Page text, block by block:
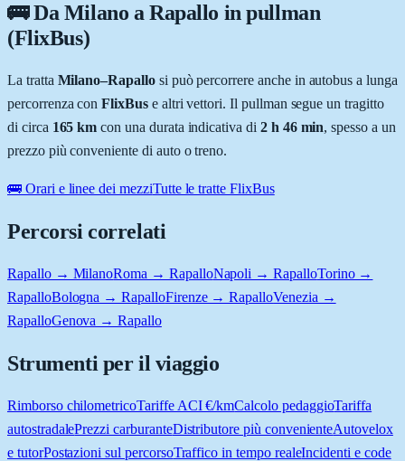
🚌 DaMilano aRapallo in pullman
(FlixBus)
La tratta Milano–Rapallosi può percorrere anche in autobus a lunga
percorrenza conFlixBuse altri vettori. Il pullman segue un tragitto
di circa 165 km con una durata indicativa di 2 h 46 min, spesso a un
prezzo più conveniente di auto o treno.
🚌 Orari e linee dei mezziTutte le tratte FlixBus
Percorsi correlati
Rapallo → MilanoRoma → RapalloNapoli → RapalloTorino →
RapalloBologna → RapalloFirenze → RapalloVenezia →
RapalloGenova → Rapallo
Strumenti per il viaggio
Rimborso chilometricoTariffe ACI €/kmCalcolo pedaggioTariffa
autostradalePrezzi carburanteDistributore più convenienteAutovelox
e tutorPostazioni sul percorsoTraffico in tempo realeIncidenti e code